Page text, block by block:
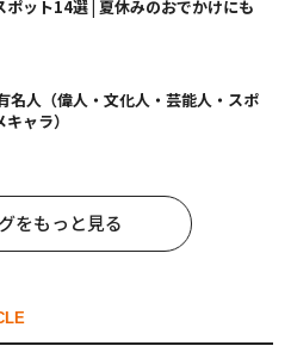
ポット14選 | 夏休みのおでかけにも
名人（偉人・文化人・芸能人・スポ
ャラ）
をもっと見る